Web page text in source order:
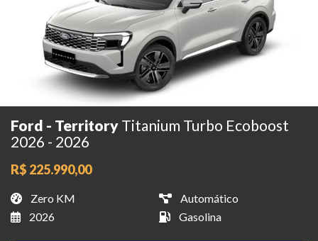
Ford - Territory Titanium Turbo Ecoboost
2026 - 2026
R$ 225.990,00
Zero KM
Automático
2026
Gasolina